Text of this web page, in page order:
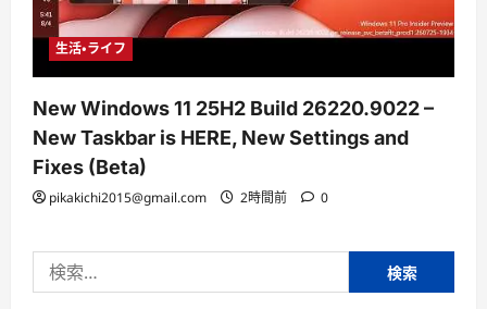
生活・ライフ
New Windows 11 25H2 Build 26220.9022 –
New Taskbar is HERE, New Settings and
Fixes (Beta)
pikakichi2015@gmail.com 2時間前 0
索: